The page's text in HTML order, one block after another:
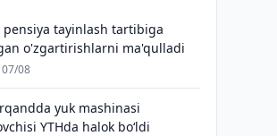
pensiya tayinlash tartibiga
o'zgartirishlarni ma'qulladi
07/08
yuk mashinasi
YTHda halok bo‘ldi